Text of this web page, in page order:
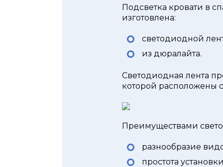
Подсветка кровати в
изготовлена:
светодиодной
из дюралайта.
Светодиодная лента
которой расположены
Преимуществами
разнообразие
простота